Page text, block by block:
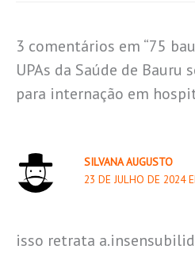
3 comentários em “75
UPAs da Saúde de Bauru
para internação em
SILVANA AUGUSTO
23 DE JULHO DE 2024
isso retrata